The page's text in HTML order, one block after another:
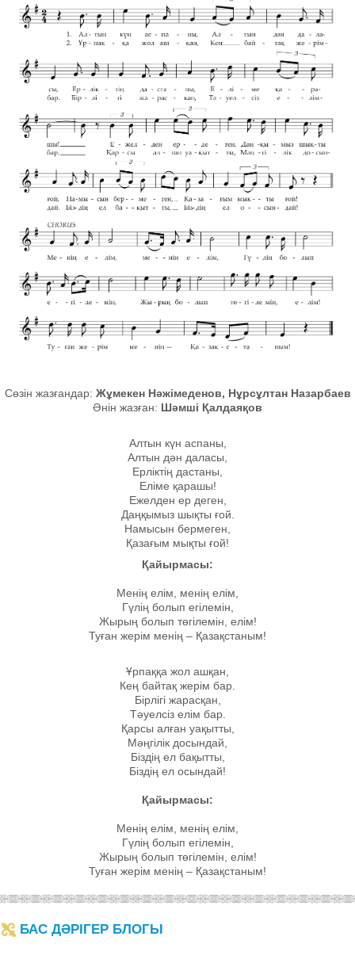
Сөзін жазғандар: Жұмекен Нәжімеденов, Нұрсұлтан Назарбаев
Әнін жазған: Шәмші Қалдаяқов
Алтын күн аспаны,
Алтын дән даласы,
Ерліктің дастаны,
Еліме қарашы!
Ежелден ер деген,
Даңқымыз шықты ғой.
Намысын бермеген,
Қазағым мықты ғой!
Қайырмасы:
Менің елім, менің елім,
Гүлің болып егілемін,
Жырың болып төгілемін, елім!
Туған жерім менің – Қазақстаным!
Ұрпаққа жол ашқан,
Кең байтақ жерім бар.
Бірлігі жарасқан,
Тәуелсіз елім бар.
Қарсы алған уақытты,
Мәңгілік досындай,
Біздің ел бақытты,
Біздің ел осындай!
Қайырмасы:
Менің елім, менің елім,
Гүлің болып егілемін,
Жырың болып төгілемін, елім!
Туған жерім менің – Қазақстаным!
БАС ДӘРІГЕР БЛОГЫ